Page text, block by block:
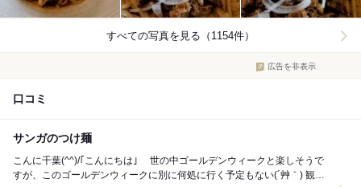
すべての写真を見る（1154件）
広告を非表示
口コミ
サンガのつけ麺
こんに千葉(^^)/｢こんにちは｣ 世の中ゴールデンウィークと楽しそうで
すが、このゴールデンウィークに別に何処に行く予定もない(´艸｀) 観光